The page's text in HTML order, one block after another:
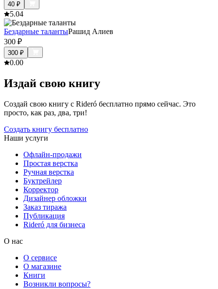
40 ₽
5.04
Бездарные талантыРашид Алиев
300 ₽
300 ₽
0.00
Издай свою книгу
Создай свою книгу с Rideró бесплатно прямо сейчас. Это
просто, как раз, два, три!
Создать книгу бесплатно
Наши услуги
Офлайн-продажи
Простая верстка
Ручная верстка
Буктрейлер
Корректор
Дизайнер обложки
Заказ тиража
Публикация
Rideró для бизнеса
О нас
О сервисе
О магазине
Книги
Возникли вопросы?